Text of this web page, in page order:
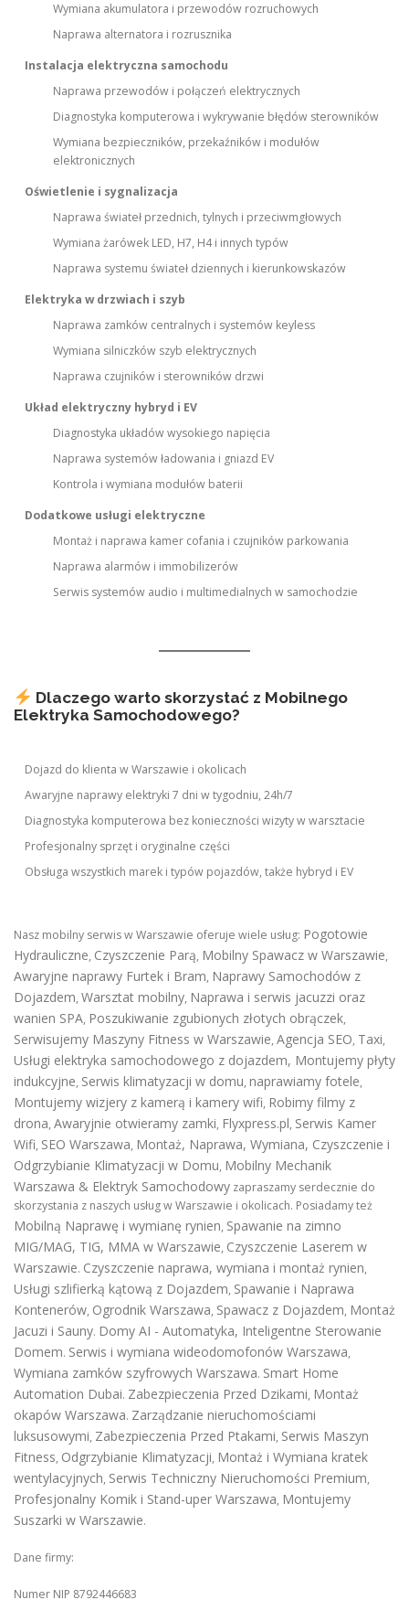
Wymiana akumulatora i przewodów rozruchowych
Naprawa alternatora i rozrusznika
Instalacja elektryczna samochodu
Naprawa przewodów i połączeń elektrycznych
Diagnostyka komputerowa i wykrywanie błędów sterowników
Wymiana bezpieczników, przekaźników i modułów
elektronicznych
Oświetlenie i sygnalizacja
Naprawa świateł przednich, tylnych i przeciwmgłowych
Wymiana żarówek LED, H7, H4 i innych typów
Naprawa systemu świateł dziennych i kierunkowskazów
Elektryka w drzwiach i szyb
Naprawa zamków centralnych i systemów keyless
Wymiana silniczków szyb elektrycznych
Naprawa czujników i sterowników drzwi
Układ elektryczny hybryd i EV
Diagnostyka układów wysokiego napięcia
Naprawa systemów ładowania i gniazd EV
Kontrola i wymiana modułów baterii
Dodatkowe usługi elektryczne
Montaż i naprawa kamer cofania i czujników parkowania
Naprawa alarmów i immobilizerów
Serwis systemów audio i multimedialnych w samochodzie
Dlaczego warto skorzystać z Mobilnego
Elektryka Samochodowego?
Dojazd do klienta w Warszawie i okolicach
Awaryjne naprawy elektryki 7 dni w tygodniu, 24h/7
Diagnostyka komputerowa bez konieczności wizyty w warsztacie
Profesjonalny sprzęt i oryginalne części
Obsługa wszystkich marek i typów pojazdów, także hybryd i EV
Nasz mobilny serwis w Warszawie oferuje wiele usług: Pogotowie
Hydrauliczne, Czyszczenie Parą, Mobilny Spawacz w Warszawie,
Awaryjne naprawy Furtek i Bram, Naprawy Samochodów z
Dojazdem, Warsztat mobilny, Naprawa i serwis jacuzzi oraz
wanien SPA, Poszukiwanie zgubionych złotych obrączek,
Serwisujemy Maszyny Fitness w Warszawie, Agencja SEO, Taxi,
Usługi elektryka samochodowego z dojazdem, Montujemy płyty
indukcyjne, Serwis klimatyzacji w domu, naprawiamy fotele,
Montujemy wizjery z kamerą i kamery wifi, Robimy filmy z
drona, Awaryjnie otwieramy zamki, Flyxpress.pl, Serwis Kamer
Wifi, SEO Warszawa, Montaż, Naprawa, Wymiana, Czyszczenie i
Odgrzybianie Klimatyzacji w Domu, Mobilny Mechanik
Warszawa & Elektryk Samochodowy zapraszamy serdecznie do
skorzystania z naszych usług w Warszawie i okolicach. Posiadamy też
Mobilną Naprawę i wymianę rynien, Spawanie na zimno
MIG/MAG, TIG, MMA w Warszawie, Czyszczenie Laserem w
Warszawie. Czyszczenie naprawa, wymiana i montaż rynien,
Usługi szlifierką kątową z Dojazdem, Spawanie i Naprawa
Kontenerów, Ogrodnik Warszawa, Spawacz z Dojazdem, Montaż
Jacuzi i Sauny. Domy AI - Automatyka, Inteligentne Sterowanie
Domem. Serwis i wymiana wideodomofonów Warszawa,
Wymiana zamków szyfrowych Warszawa. Smart Home
Automation Dubai. Zabezpieczenia Przed Dzikami, Montaż
okapów Warszawa. Zarządzanie nieruchomościami
luksusowymi, Zabezpieczenia Przed Ptakami, Serwis Maszyn
Fitness, Odgrzybianie Klimatyzacji, Montaż i Wymiana kratek
wentylacyjnych, Serwis Techniczny Nieruchomości Premium,
Profesjonalny Komik i Stand-uper Warszawa, Montujemy
Suszarki w Warszawie.
Dane firmy:
Numer NIP 8792446683